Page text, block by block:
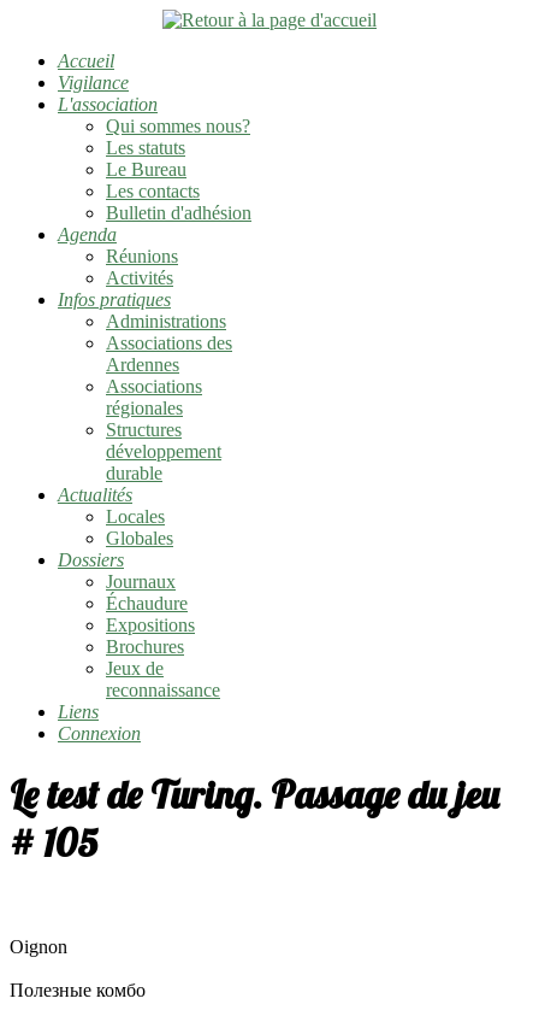
Accueil
Vigilance
L'association
Qui sommes nous?
Les statuts
Le Bureau
Les contacts
Bulletin d'adhésion
Agenda
Réunions
Activités
Infos pratiques
Administrations
Associations des
Ardennes
Associations
régionales
Structures
développement
durable
Actualités
Locales
Globales
Dossiers
Journaux
Échaudure
Expositions
Brochures
Jeux de
reconnaissance
Liens
Connexion
Le test de Turing. Passage du jeu
# 105
Oignon
Полезные комбо